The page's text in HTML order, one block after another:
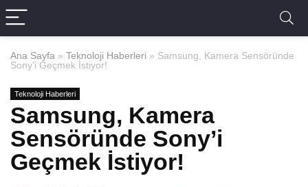
Ana Sayfa » Teknoloji Haberleri » Samsung, Kamera Sensöründe
Sony’i Geçmek İstiyor!
Teknoloji Haberleri
Samsung, Kamera
Sensöründe Sony’i
Geçmek İstiyor!